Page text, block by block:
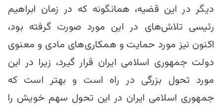
دیگر در این قضیه، همانگونه که در زمان ابراهیم
رئیسی تلاش‌های در این مورد صورت گرفته بود،
اکنون نیز مورد حمایت و همکاری‌های مادی و معنوی
دولت جمهوری اسلامی ایران قرار گیرد، زیرا در این
مورد تحول بزرگی در راه است و بهتر است که
جمهوری اسلامی ایران در این تحول سهم خویش را